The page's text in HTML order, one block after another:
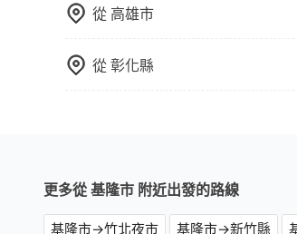
從 高雄市
從彰化縣
更多從 基隆市 附近出發的路線
基隆市→竹北夜市 基隆市→新竹縣